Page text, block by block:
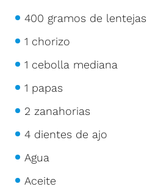
400 gramos de lentejas
1 chorizo
1 cebolla mediana
1 papas
2 zanahorias
4 dientes de ajo
Agua
Aceite